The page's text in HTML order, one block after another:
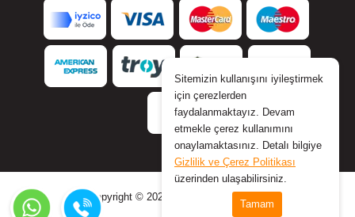
Sitemizin kullanışını iyileştirmek
için çerezlerden
faydalanmaktayız. Devam
etmekle çerez kullanımını
onaylamaktasınız. Detalı bilgiye
Gizlilik ve Çerez Politikası
üzerinden ulaşabilirsiniz.
Tamam
Copyright © 2026 www.hitrentacar.com